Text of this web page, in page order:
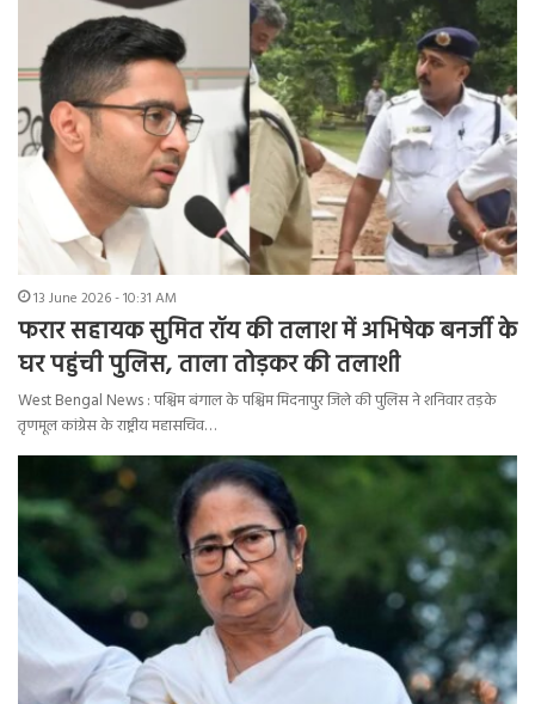
13 June 2026 - 10:31 AM
फरार सहायक सुमित रॉय की तलाश में अभिषेक बनर्जी के
घर पहुंची पुलिस, ताला तोड़कर की तलाशी
West Bengal News : पश्चिम बंगाल के पश्चिम मिदनापुर जिले की पुलिस ने शनिवार तड़के
तृणमूल कांग्रेस के राष्ट्रीय महासचिव…